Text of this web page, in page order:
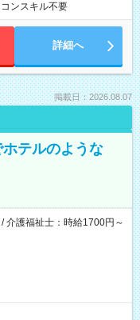
ンスキル不要
詳細へ
掲載日：2026.08.07
ホテルのような
介護福祉士：時給1700円～